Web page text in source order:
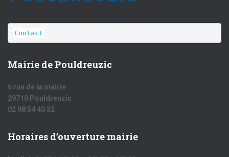
Contact
Mairie de Pouldreuzic
6 rue de la mairie
29710 Pouldreuzic
02 98 54 40 32
Horaires d’ouverture mairie